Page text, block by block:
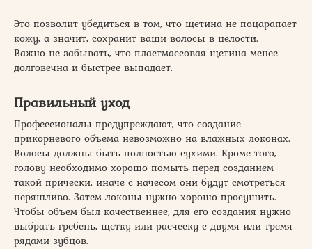
Это позволит убедиться в том, что щетина не поцарапает
кожу, а значит, сохранит ваши волосы в целости.
Важно не забывать, что пластмассовая щетина менее
долговечна и быстрее выпадает.
Правильный уход
Профессионалы предупреждают, что создание
прикорневого объема невозможно на влажных локонах.
Волосы должны быть полностью сухими. Кроме того,
голову необходимо хорошо помыть перед созданием
такой прически, иначе с начесом они будут смотреться
неряшливо. Затем локоны нужно хорошо просушить.
Чтобы объем был качественнее, для его создания нужно
выбрать гребень, щетку или расческу с двумя или тремя
рядами зубцов.